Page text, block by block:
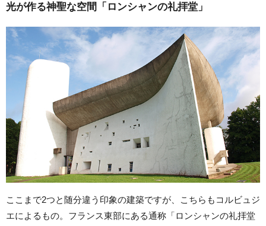
光が作る神聖な空間「ロンシャンの礼拝堂」
ここまで2つと随分違う印象の建築ですが、こちらもコルビュジ
エによるもの。フランス東部にある通称「ロンシャンの礼拝堂